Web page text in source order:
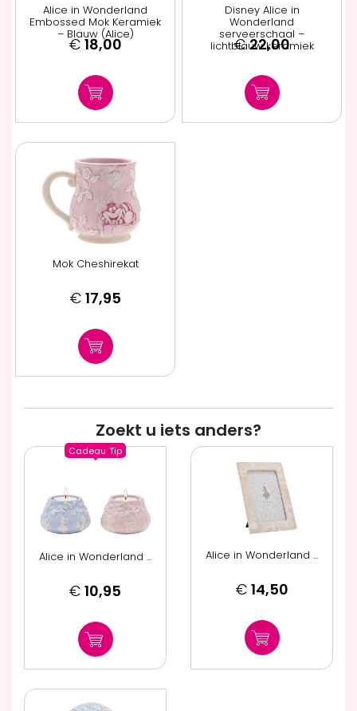
Alice in Wonderland
Embossed Mok Keramiek
– Blauw (Alice)
€ 18,00
Disney Alice in
Wonderland
serveerschaal –
lichtblauw keramiek
€ 22,00
Mok Cheshirekat
€ 17,95
Zoekt u iets anders?
Cadeau Tip
Alice in Wonderland ...
€ 10,95
Alice in Wonderland ...
€ 14,50